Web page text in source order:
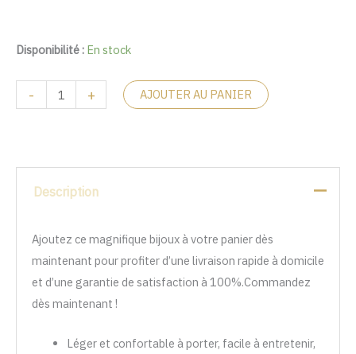
Disponibilité : En stock
- + AJOUTER AU PANIER
Description
Ajoutez ce magnifique bijoux à votre panier dès
maintenant pour profiter d’une livraison rapide à domicile
et d’une garantie de satisfaction à 100%.Commandez
dès maintenant !
Léger et confortable à porter, facile à entretenir,